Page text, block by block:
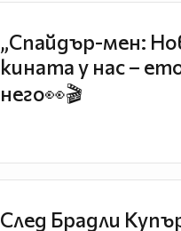
„Спайдър-мен:
кината у нас –
него👀🎬
След Брадли